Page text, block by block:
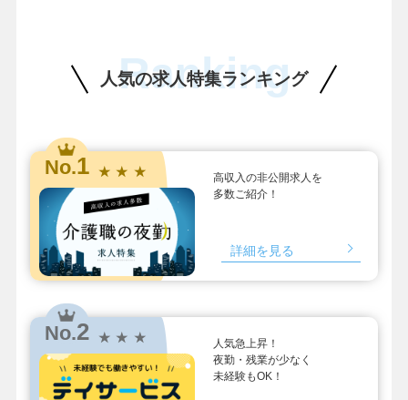
人気の求人特集ランキング
Ranking
No.1 ★ ★ ★
高収入の非公開求人を
多数ご紹介！
詳細を見る
No.2 ★ ★ ★
人気急上昇！
夜勤・残業が少なく
未経験もOK！